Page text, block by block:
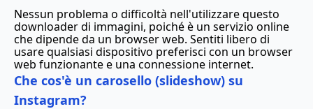
Nessun problema o difficoltà nell'utilizzare questo
downloader di immagini, poiché è un servizio online
che dipende da un browser web. Sentiti libero di
usare qualsiasi dispositivo preferisci con un browser
web funzionante e una connessione internet.
Che cos'è un carosello (slideshow) su
Instagram?